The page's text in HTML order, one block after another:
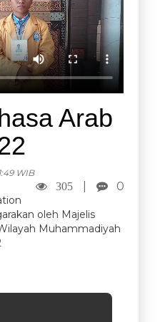
Arab
WIB
305 0
oleh Majelis
Muhammadiyah